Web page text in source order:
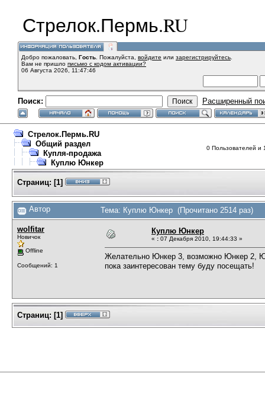
Стрелок.Пермь.RU
Добро пожаловать, Гость . Пожалуйста, войдите или зарегистрируйтесь
Вам не пришло письмо с кодом активации?
06 Августа 2026, 11:47:46
Поиск: Расширенный
Стрелок.Пермь.RU
Общий раздел
Купля-продажа
Куплю Юнкер
0 Пользователей и
Страниц: [1]
Автор Тема: Куплю Юнкер (Прочитано 2514 раз)
wolfitar
Новичок
Offline
Сообщений: 1
Куплю Юнкер
« : 07 Декабря 2010, 19:44:33 »
Желательно Юнкер 3, возможно Юнкер 2,
пока заинтересован тему буду посещать!
Страниц: [1]